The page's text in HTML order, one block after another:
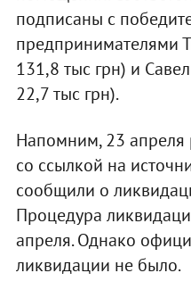
подписаны с
предпринимателями
131,8 тыс грн) и
22,7 тыс грн).
Напомним, 23 апреля
со ссылкой на
сообщили о
Процедура
апреля. Однако
ликвидации не было.